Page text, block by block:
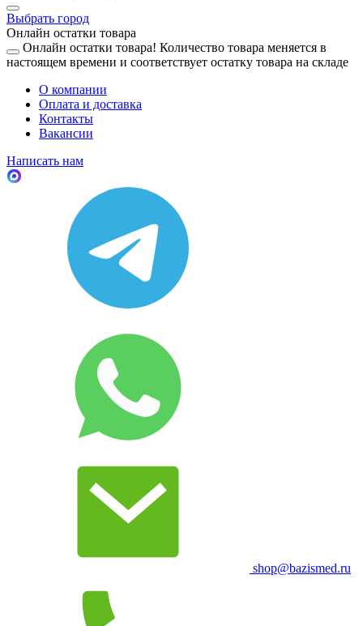
Выбрать город
Онлайн остатки товара
Онлайн остатки товара! Количество товара меняется в
настоящем времени и соответствует остатку товара на складе
О компании
Оплата и доставка
Контакты
Вакансии
Написать нам
shop@bazismed.ru